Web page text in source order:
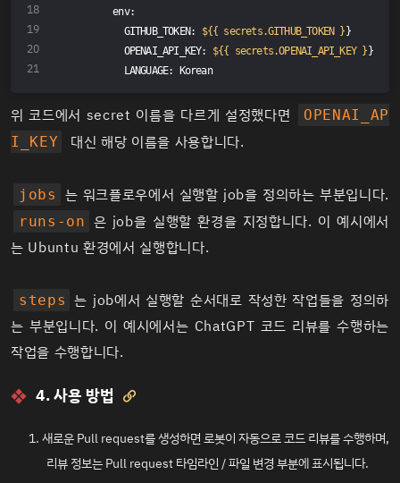
        env:
          GITHUB_TOKEN:
${{ secrets.GITHUB_TOKEN }}
          OPENAI_API_KEY:
${{ secrets.OPENAI_API_KEY }}
          LANGUAGE: Korean
위 코드에서 secret 이름을 다르게 설정했다면
OPENAI_AP
I_KEY
대신 해당 이름을 사용합니다.
jobs 는 워크플로우에서 실행할 job을 정의하는 부분입니다.
runs-on 은 job을 실행할 환경을 지정합니다. 이 예시에서
는 Ubuntu 환경에서 실행합니다.
steps 는 job에서 실행할 순서대로 작성한 작업들을 정의하
는 부분입니다. 이 예시에서는 ChatGPT 코드 리뷰를 수행하는
작업을 수행합니다.
4. 사용 방법 
새로운 Pull request를 생성하면 로봇이 자동으로 코드 리뷰를 수행하며,
리뷰 정보는 Pull request 타임라인 / 파일 변경 부분에 표시됩니다.